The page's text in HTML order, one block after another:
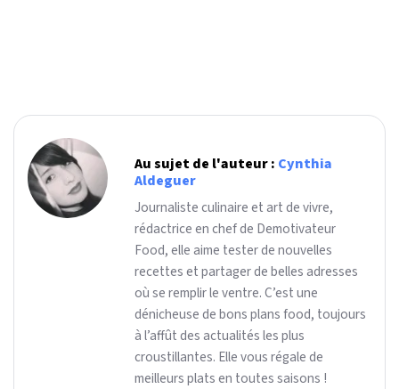
Au sujet de l'auteur : Cynthia
Aldeguer
Journaliste culinaire et art de vivre,
rédactrice en chef de Demotivateur
Food, elle aime tester de nouvelles
recettes et partager de belles adresses
où se remplir le ventre. C’est une
dénicheuse de bons plans food, toujours
à l’affût des actualités les plus
croustillantes. Elle vous régale de
meilleurs plats en toutes saisons !